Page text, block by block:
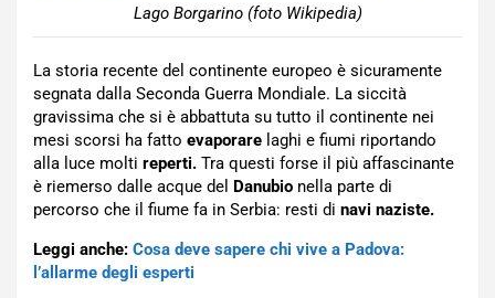
Lago Borgarino (foto Wikipedia)
La storia recente del continente europeo è sicuramente
segnata dalla Seconda Guerra Mondiale. La siccità
gravissima che si è abbattuta su tutto il continente nei
mesi scorsi ha fatto evaporare laghi e fiumi riportando
alla luce molti reperti. Tra questi forse il più affascinante
è riemerso dalle acque del
Danubio nella parte di
percorso che il fiume fa in Serbia: resti di navi naziste.
Leggi anche: Cosa deve sapere chi vive a Padova:
l’allarme degli esperti